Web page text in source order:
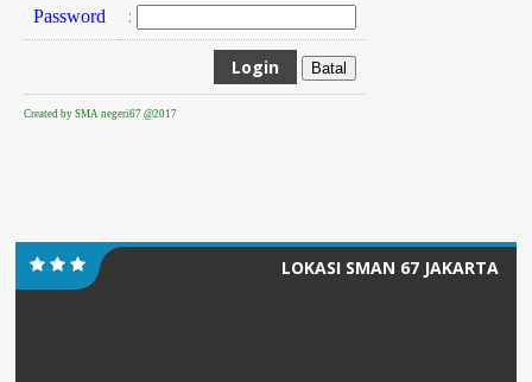
Password :
Created by SMA negeri67 @2017
LOKASI SMAN 67 JAKARTA